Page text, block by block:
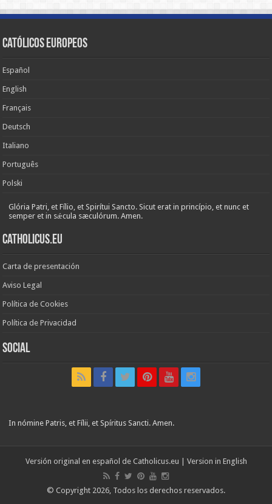
Católicos Europeos
Español
English
Français
Deutsch
Italiano
Português
Polski
Glória Patri, et Fílio, et Spirítui Sancto. Sicut erat in princípio, et nunc et
semper et in sǽcula sæculórum. Amen.
Catholicus.eu
Carta de presentación
Aviso Legal
Política de Cookies
Política de Privacidad
Social
In nómine Patris, et Fílii, et Spíritus Sancti. Amen.
Versión original en español de Catholicus.eu | Version in English
© Copyright 2026, Todos los derechos reservados.